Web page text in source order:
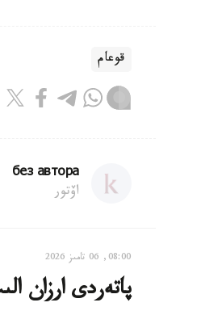
قوعام
без автора
اۆتور
08:00, 06 تامىز 2026
پاتەردى ارزان